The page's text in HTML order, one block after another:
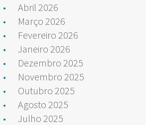
Abril 2026
Março 2026
Fevereiro 2026
Janeiro 2026
Dezembro 2025
Novembro 2025
Outubro 2025
Agosto 2025
Julho 2025